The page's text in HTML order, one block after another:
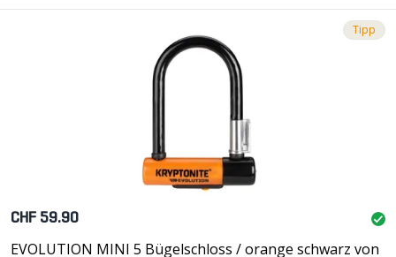
Tipp
CHF 59.90
EVOLUTION MINI 5 Bügelschloss / orange schwarz von